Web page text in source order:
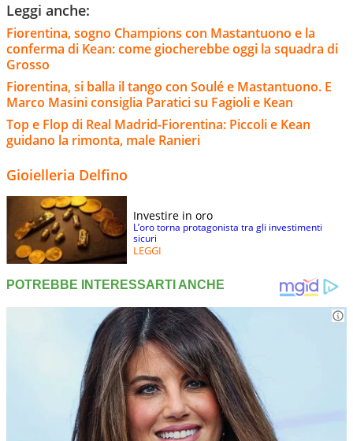
Leggi anche:
Fiorentina, sogno Champions con Mastantuono e la
conferma di Kean: come giocherebbe oggi la squadra di
Grosso
Fiorentina, si balla il tango con Soulé e Mastantuono. E
Marco Masini consiglia Paratici su Fagioli e Kean
Top e Flop di Real Madrid-Fiorentina: Piccoli e Kean
guidano la rimonta, male Ranieri
Gioielleria Delfino
Investire in oro
L’oro torna protagonista tra gli investimenti
sicuri
LEGGI